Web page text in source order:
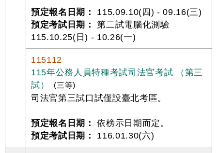
預定報名日期：
115.09.10(四) - 09.16(三)
預定考試日期：
第二試電腦化測驗
115.10.25(日) - 10.26(一)
115112
115年公務人員特種考試司法官考試 （第三
試）
(三等)
司法官第三試口試僅設臺北考區。
預定報名日期：
依榜示日期而定。
預定考試日期：
116.01.30(六)